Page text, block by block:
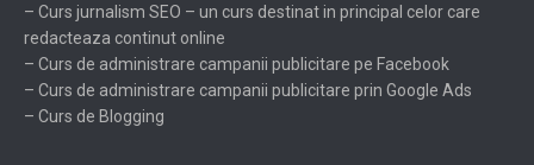
– Curs jurnalism SEO – un curs destinat in principal celor care
redacteaza continut online
– Curs de administrare campanii publicitare pe Facebook
– Curs de administrare campanii publicitare prin Google Ads
– Curs de Blogging